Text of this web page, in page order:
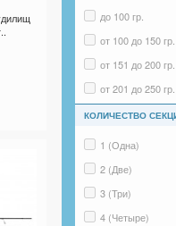
ВолгарЪ Белуга
до 100 гр.
от 100 до 150 гр.
от 151 до 200 гр.
от 201 до 250 гр.
от 251 до 300 гр.
КОЛИЧЕСТВО
1 (Одна)
2 (Две)
3 (Три)
4 (Четыре)